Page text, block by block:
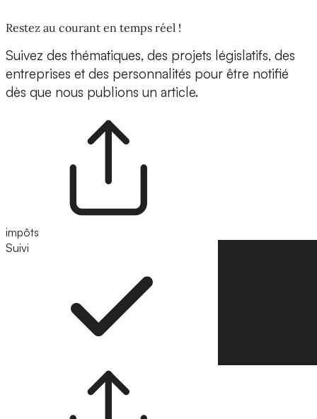
Restez au courant en temps réel !
Suivez des thématiques, des projets législatifs, des
entreprises et des personnalités pour être notifié
dès que nous publions un article.
impôts
Suivi